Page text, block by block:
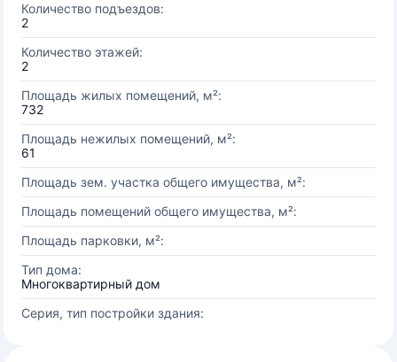
Количество подъездов:
2
Количество этажей:
2
Площадь жилых помещений, м²:
732
Площадь нежилых помещений, м²:
61
Площадь зем. участка общего имущества, м²:
Площадь помещений общего имущества, м²:
Площадь парковки, м²:
Тип дома:
Многоквартирный дом
Серия, тип постройки здания: